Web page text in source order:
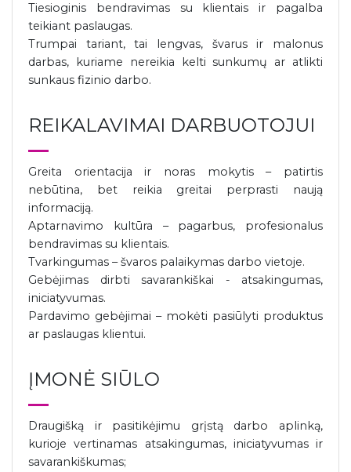
Tiesioginis bendravimas su klientais ir pagalba
teikiant paslaugas.
Trumpai tariant, tai lengvas, švarus ir malonus
darbas, kuriame nereikia kelti sunkumų ar atlikti
sunkaus fizinio darbo.
REIKALAVIMAI DARBUOTOJUI
Greita orientacija ir noras mokytis – patirtis
nebūtina, bet reikia greitai perprasti naują
informaciją.
Aptarnavimo kultūra – pagarbus, profesionalus
bendravimas su klientais.
Tvarkingumas – švaros palaikymas darbo vietoje.
Gebėjimas dirbti savarankiškai - atsakingumas,
iniciatyvumas.
Pardavimo gebėjimai – mokėti pasiūlyti produktus
ar paslaugas klientui.
ĮMONĖ SIŪLO
Draugišką ir pasitikėjimu grįstą darbo aplinką,
kurioje vertinamas atsakingumas, iniciatyvumas ir
savarankiškumas;